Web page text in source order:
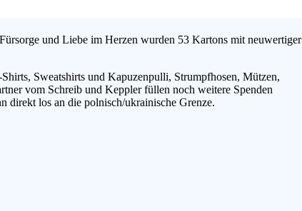
und Liebe im Herzen wurden 53 Kartons mit neuwertiger
Sweatshirts und Kapuzenpulli, Strumpfhosen, Mützen,
vom Schreib und Keppler füllen noch weitere Spenden
direkt los an die polnisch/ukrainische Grenze.